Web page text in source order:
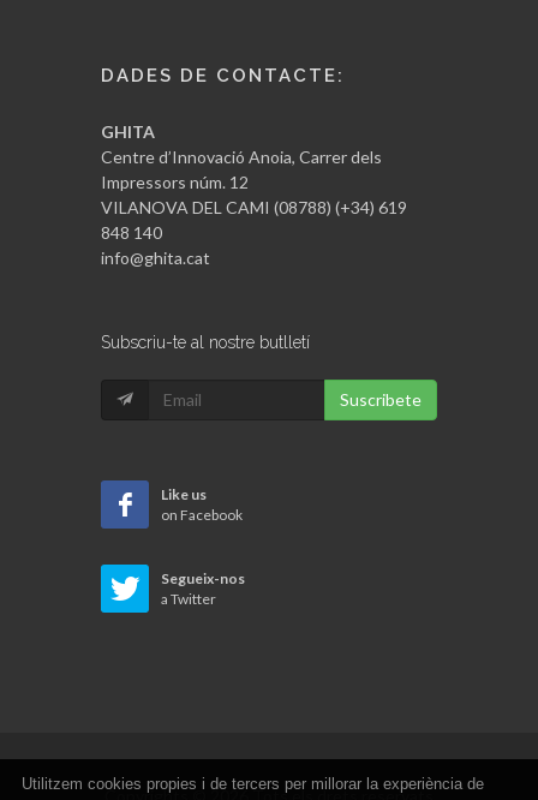
DADES DE CONTACTE:
GHITA
Centre d’Innovació Anoia, Carrer dels
Impressors núm. 12
VILANOVA DEL CAMI (08788) (+34) 619
848 140
info@ghita.cat
Subscriu-te al nostre butlletí
Suscribete
Like us
on Facebook
Segueix-nos
a Twitter
Copyrights © 2026 Tots els drets reservats
Utilitzem cookies propies i de tercers per millorar la experiència de